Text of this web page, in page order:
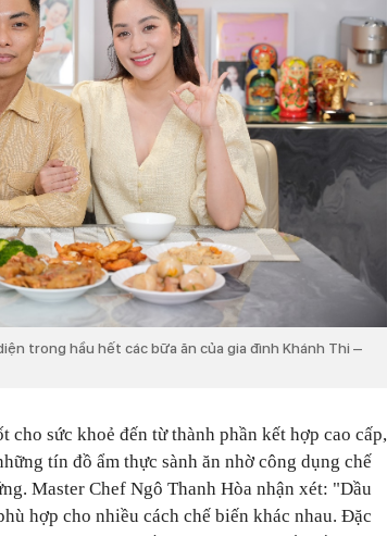
trong hầu hết các bữa ăn của gia đình Khánh Thi –
cho sức khoẻ đến từ thành phần kết hợp cao cấp,
tín đồ ẩm thực sành ăn nhờ công dụng chế
Master Chef Ngô Thanh Hòa nhận xét: "Dầu
hợp cho nhiều cách chế biến khác nhau. Đặc